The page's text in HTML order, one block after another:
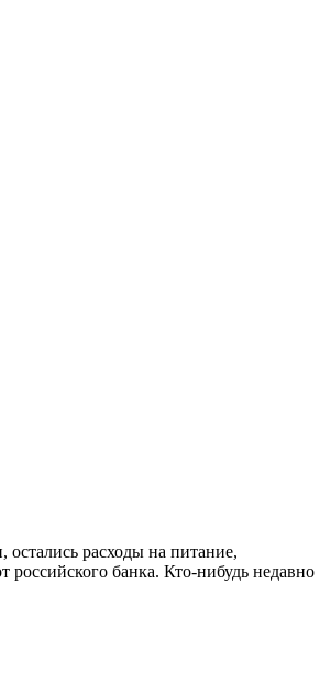
расходы на питание,
российского банка. Кто-нибудь недавно